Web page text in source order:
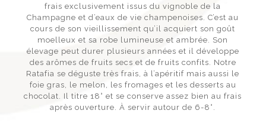
frais exclusivement issus du vignoble de la
Champagne et d’eaux de vie champenoises. C’est au
cours de son vieillissement qu’il acquiert son goût
moelleux et sa robe lumineuse et ambrée. Son
élevage peut durer plusieurs années et il développe
des arômes de fruits secs et de fruits confits. Notre
Ratafia se déguste très frais, à l’apéritif mais aussi le
foie gras, le melon, les fromages et les desserts au
chocolat. Il titre 18° et se conserve assez bien au frais
après ouverture. À servir autour de 6-8°.